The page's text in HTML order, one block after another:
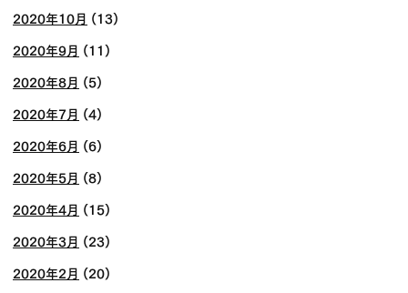
2020年10月 (13)
2020年9月 (11)
2020年8月 (5)
2020年7月 (4)
2020年6月 (6)
2020年5月 (8)
2020年4月 (15)
2020年3月 (23)
2020年2月 (20)